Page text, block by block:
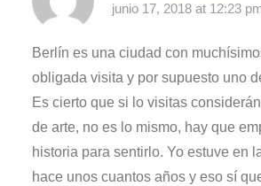
junio 17, 2018 at 12:23
Berlín es una ciudad con
obligada visita y por supuesto uno
Es cierto que si lo visitas
de arte, no es lo mismo, hay que
historia para sentirlo. Yo estuve en
hace unos cuantos años y eso sí